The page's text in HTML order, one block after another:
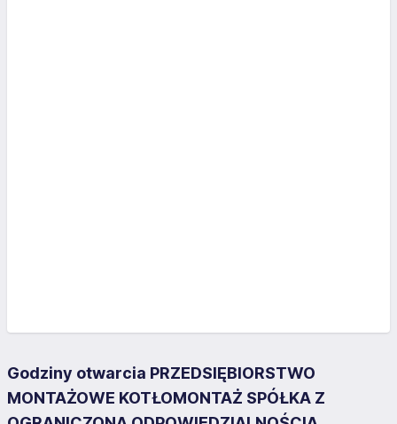
Godziny otwarcia PRZEDSIĘBIORSTWO
MONTAŻOWE KOTŁOMONTAŻ SPÓŁKA Z